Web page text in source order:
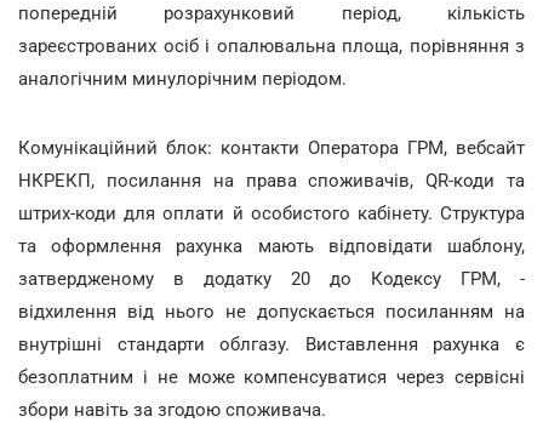
попередній розрахунковий період, кількість
зареєстрованих осіб і опалювальна площа, порівняння з
аналогічним минулорічним періодом.
Комунікаційний блок: контакти Оператора ГРМ, вебсайт
НКРЕКП, посилання на права споживачів, QR-коди та
штрих-коди для оплати й особистого кабінету. Структура
та оформлення рахунка мають відповідати шаблону,
затвердженому в додатку 20 до Кодексу ГРМ, -
відхилення від нього не допускається посиланням на
внутрішні стандарти облгазу. Виставлення рахунка є
безоплатним і не може компенсуватися через сервісні
збори навіть за згодою споживача.